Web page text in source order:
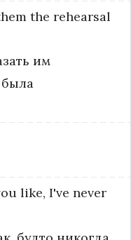
the rehearsal
им
like, I've never